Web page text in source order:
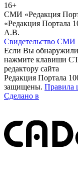
16+
СМИ «Редакция
«Редакция Портала
А.В.
Свидетельство СМИ
Если Вы обнаружили
нажмите клавиши
редактору сайта
Редакция Портала
защищены. Правила
Сделано в